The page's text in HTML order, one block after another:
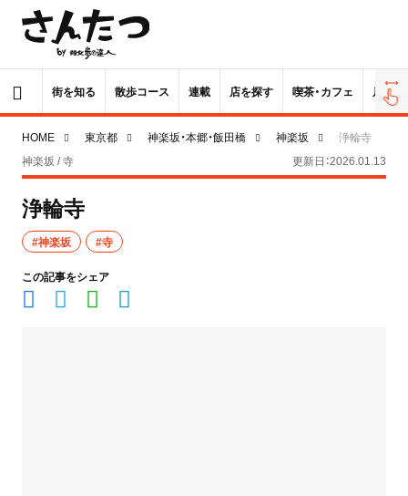
街を知る 散歩コース 連載 店を探す 喫茶・カフェ 居酒屋
HOME 東京都 神楽坂・本郷・飯田橋 神楽坂
浄輪寺
神楽坂 / 寺
更新日：2026.01.13
浄輪寺
#神楽坂 #寺
この記事をシェア